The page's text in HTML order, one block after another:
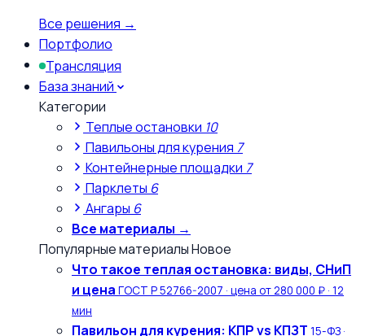
Все решения →
Портфолио
Трансляция
База знаний
Категории
Теплые остановки 10
Павильоны для курения 7
Контейнерные площадки 7
Парклеты 6
Ангары 6
Все материалы →
Популярные материалыНовое
Что такое теплая остановка: виды, СНиП
и цена ГОСТ Р 52766-2007 · цена от 280 000 ₽ · 12
мин
Павильон для курения: КПР vs КПЗТ 15-ФЗ ·